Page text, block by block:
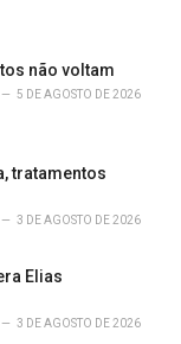
não voltam
5 DE AGOSTO DE 2026
tratamentos
3 DE AGOSTO DE 2026
Elias
3 DE AGOSTO DE 2026